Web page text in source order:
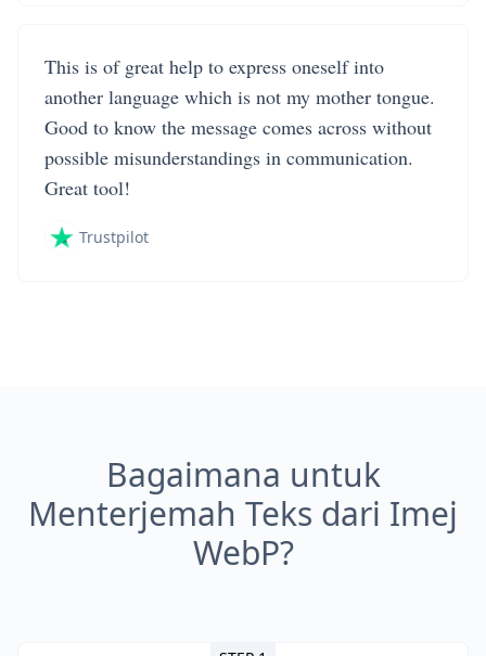
This is of great help to express oneself into
another language which is not my mother tongue.
Good to know the message comes across without
possible misunderstandings in communication.
Great tool!
Trustpilot
Bagaimana untuk
Menterjemah Teks dari Imej
WebP?